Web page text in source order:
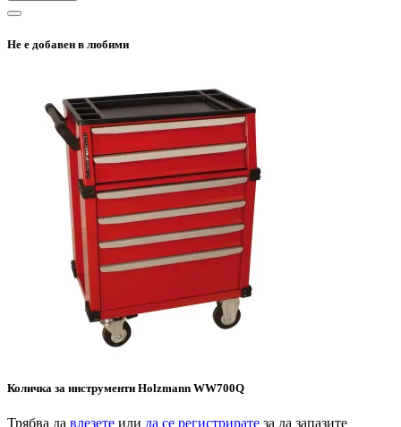
Не е добавен в любими
Количка за инструменти Holzmann WW700Q
Трябва да влезете или да се регистрирате за да запазите